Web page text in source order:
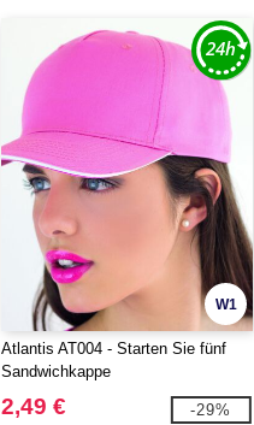
W1
Atlantis AT004 - Starten Sie fünf
Sandwichkappe
2,49 € -29%